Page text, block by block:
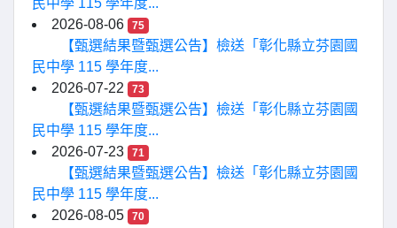
民中學 115 學年度...
2026-08-06
75
【甄選結果暨甄選公告】檢送「彰化縣立芬園國
民中學 115 學年度...
2026-07-22
73
【甄選結果暨甄選公告】檢送「彰化縣立芬園國
民中學 115 學年度...
2026-07-23
71
【甄選結果暨甄選公告】檢送「彰化縣立芬園國
民中學 115 學年度...
2026-08-05
70